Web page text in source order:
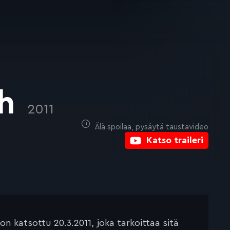
Katso traileri
Älä spoilaa, pysäytä taustavideo
2011
katsottu 20.3.2011, joka tarkoittaa sitä